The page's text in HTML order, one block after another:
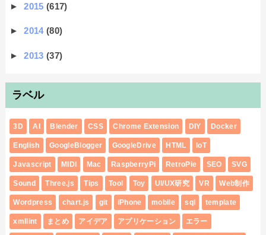
►2015(617)
►2014(80)
►2013(37)
ラベル
3D AI Blender CSS Chrome Extension DIY Docker
English GoogleBlogger GoogleDrive HTML IoT
Javascript MIDI Mac RaspberryPi RetroPie SEO SVG
Sound Three.js Tips Tool Toy UI/UX研究 VR Web制作
Wordpress chart.js git iPhone mobile sql template
xmllint まとめ アイデア アプリケーション エラー